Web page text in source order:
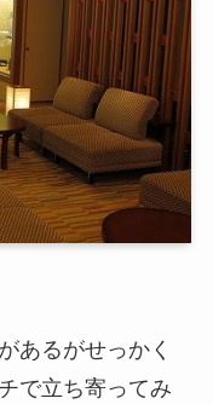
あるがせっかく
で立ち寄ってみ